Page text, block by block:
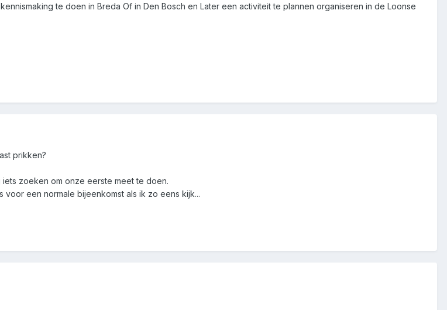
te doen in Breda Of in Den Bosch en Later een activiteit te plannen organiseren in de Loonse
prikken?
zoeken om onze eerste meet te doen.
een normale bijeenkomst als ik zo eens kijk...